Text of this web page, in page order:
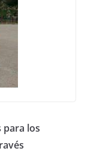
para los